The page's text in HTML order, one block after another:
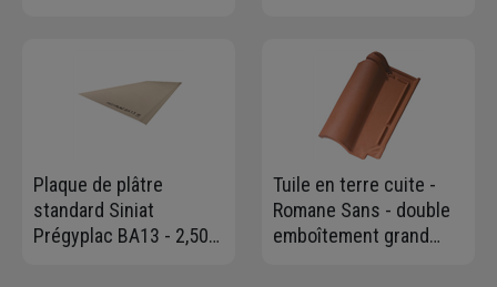
Plaque de plâtre
standard Siniat
Prégyplac BA13 - 2,50
Tuile en terre cuite -
Romane Sans - double
emboîtement grand